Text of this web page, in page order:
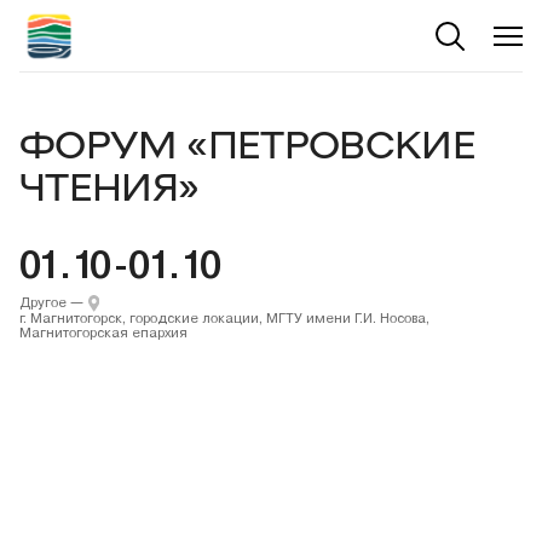
ФОРУМ «ПЕТРОВСКИЕ
ЧТЕНИЯ»
01.10-01.10
Другое —
г. Магнитогорск, городские локации, МГТУ имени Г.И. Носова,
Магнитогорская епархия